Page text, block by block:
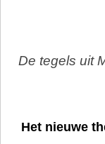
De tegels uit
Het nieuwe